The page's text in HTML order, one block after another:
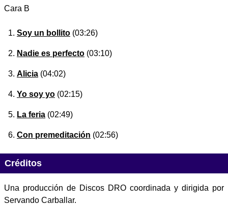
Cara B
Soy un bollito (03:26)
Nadie es perfecto (03:10)
Alicia (04:02)
Yo soy yo (02:15)
La feria (02:49)
Con premeditación (02:56)
Créditos
Una producción de Discos DRO coordinada y dirigida por
Servando Carballar.